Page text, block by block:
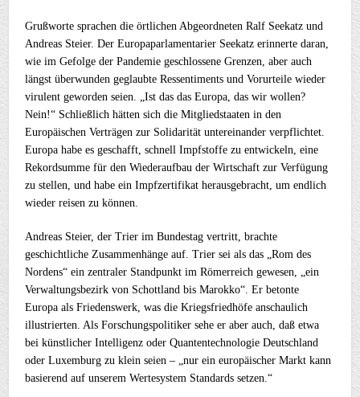
Grußworte sprachen die örtlichen Abgeordneten Ralf Seekatz und
Andreas Steier. Der Europaparlamentarier Seekatz erinnerte daran,
wie im Gefolge der Pandemie geschlossene Grenzen, aber auch
längst überwunden geglaubte Ressentiments und Vorurteile wieder
virulent geworden seien. „Ist das das Europa, das wir wollen?
Nein!“ Schließlich hätten sich die Mitgliedstaaten in den
Europäischen Verträgen zur Solidarität untereinander verpflichtet.
Europa habe es geschafft, schnell Impfstoffe zu entwickeln, eine
Rekordsumme für den Wiederaufbau der Wirtschaft zur Verfügung
zu stellen, und habe ein Impfzertifikat herausgebracht, um endlich
wieder reisen zu können.
Andreas Steier, der Trier im Bundestag vertritt, brachte
geschichtliche Zusammenhänge auf. Trier sei als das „Rom des
Nordens“ ein zentraler Standpunkt im Römerreich gewesen, „ein
Verwaltungsbezirk von Schottland bis Marokko“. Er betonte
Europa als Friedenswerk, was die Kriegsfriedhöfe anschaulich
illustrierten. Als Forschungspolitiker sehe er aber auch, daß etwa
bei künstlicher Intelligenz oder Quantentechnologie Deutschland
oder Luxemburg zu klein seien – „nur ein europäischer Markt kann
basierend auf unserem Wertesystem Standards setzen.“